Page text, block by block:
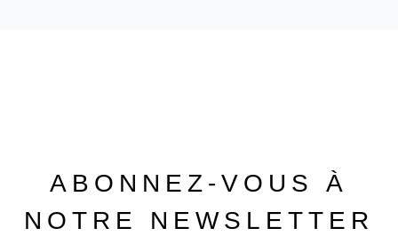
ABONNEZ-VOUS À
NOTRE NEWSLETTER